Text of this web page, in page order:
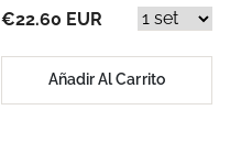
€22.60 EUR
Añadir Al Carrito